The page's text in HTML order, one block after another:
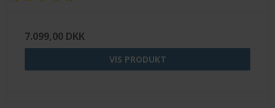
7.099,00 DKK
VIS PRODUKT